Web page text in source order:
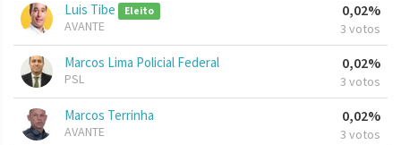
Luis Tibe Eleito
AVANTE
0,02%
3 votos
Marcos Lima Policial Federal
PSL
0,02%
3 votos
Marcos Terrinha
AVANTE
0,02%
3 votos